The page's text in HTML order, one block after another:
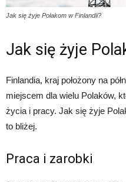
Jak się żyje Polakom w Finlandii?
Jak się żyje
Finlandia, kraj położony na
miejscem dla wielu Polaków,
życia i pracy. Jak się żyje
to bliżej.
Praca i zarobki